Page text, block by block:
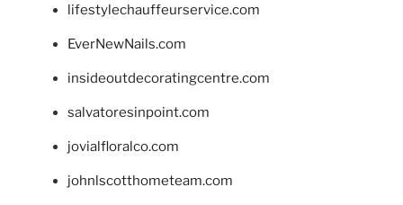
lifestylechauffeurservice.com
EverNewNails.com
insideoutdecoratingcentre.com
salvatoresinpoint.com
jovialfloralco.com
johnlscotthometeam.com